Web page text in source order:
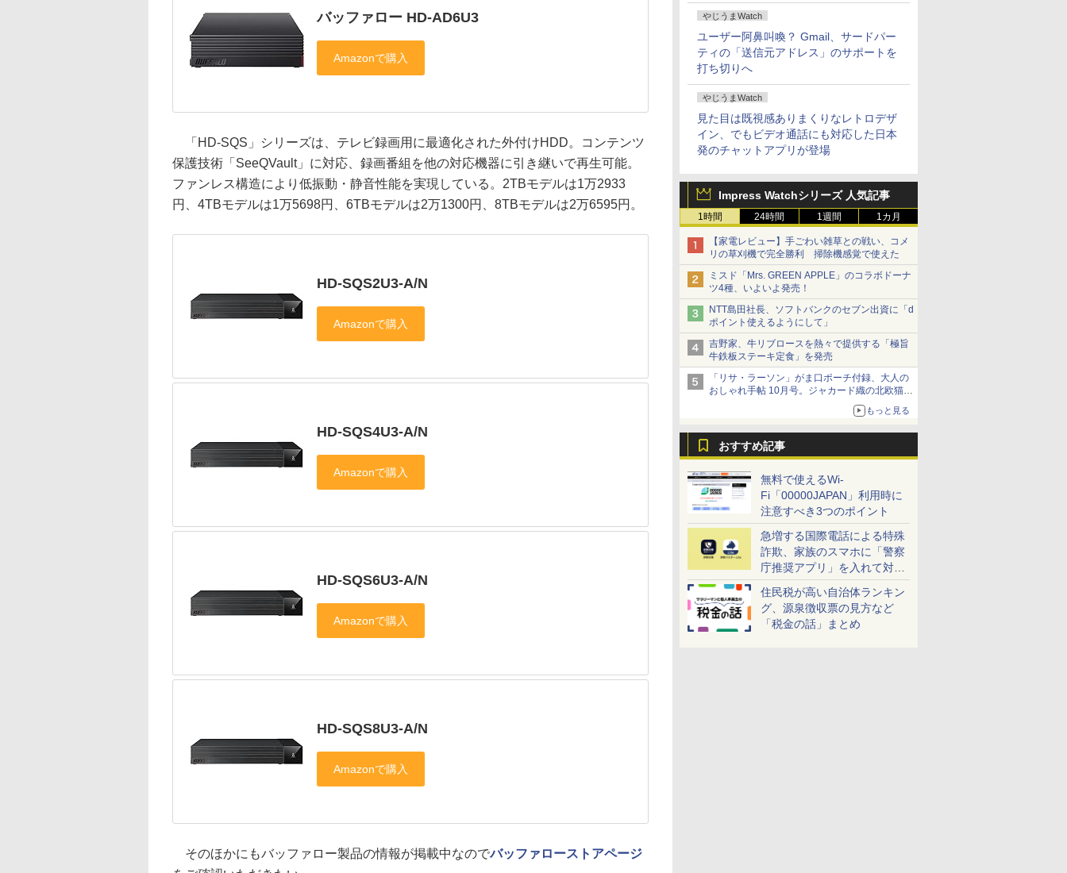
やじうまWatch
ユーザー阿鼻叫喚？ Gmail、サードパー
ティの「送信元アドレス」のサポートを
打ち切りへ
やじうまWatch
見た目は既視感ありまくりなレトロデザ
イン、でもビデオ通話にも対応した日本
発のチャットアプリが登場
Impress Watchシリーズ 人気記事
1時間 24時間 1週間 1カ月
【家電レビュー】手ごわい雑草との戦い、コメ
リの草刈機で完全勝利 掃除機感覚で使えた
ミスド「Mrs. GREEN APPLE」のコラボドーナ
ツ4種、いよいよ発売！
NTT島田社長、ソフトバンクのセブン出資に「d
ポイント使えるようにして」
吉野家、牛リブロースを熱々で提供する「極旨
牛鉄板ステーキ定食」を発売
「リサ・ラーソン」がま口ポーチ付録、大人の
おしゃれ手帖 10月号。ジャカード織の北欧猫デ
もっと見る
おすすめ記事
無料で使えるWi-
Fi「00000JAPAN」利用時に
注意すべき3つのポイント
急増する国際電話による特殊
詐欺、家族のスマホに「警察
庁推奨アプリ」を入れて対策
しよう！
住民税が高い自治体ランキン
グ、源泉徴収票の見方など
「税金の話」まとめ
バッファロー HD-AD6U3
「HD-SQS」シリーズは、テレビ録画用に最適化された外付けHDD。コンテンツ
保護技術「SeeQVault」に対応、録画番組を他の対応機器に引き継いで再生可能。
ファンレス構造により低振動・静音性能を実現している。2TBモデルは1万2933
円、4TBモデルは1万5698円、6TBモデルは2万1300円、8TBモデルは2万6595円。
HD-SQS2U3-A/N
HD-SQS4U3-A/N
HD-SQS6U3-A/N
HD-SQS8U3-A/N
そのほかにもバッファロー製品の情報が掲載中なのでバッファローストアページ